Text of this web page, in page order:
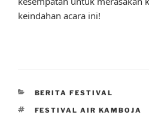
keindahan acara ini!
CATEGORIES
BERITA FESTIVAL
TAGS
FESTIVAL AIR KAMBOJA